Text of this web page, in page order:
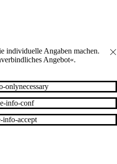
individuelle Angaben machen.
Angebot«.
info-accept
info-conf
onlynecessary